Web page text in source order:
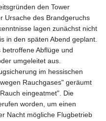
den Tower
Ursache des Brandgeruchs
lagen zunächst nicht
in den späten Abend geplant.
Abflüge und
umgeleitet aus.
im hessischen
Rauchgases" geräumt
eingeatmet". Die
worden, um einen
Nacht mögliche Flugbetrieb